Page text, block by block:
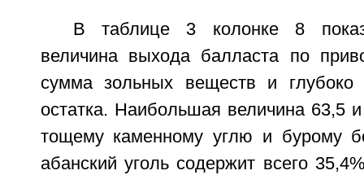
В таблице 3 колонке 8
величина выхода балласта по
сумма зольных веществ и глубоко
остатка. Наибольшая величина 63,5
тощему каменному углю и бурому
абанский уголь содержит всего